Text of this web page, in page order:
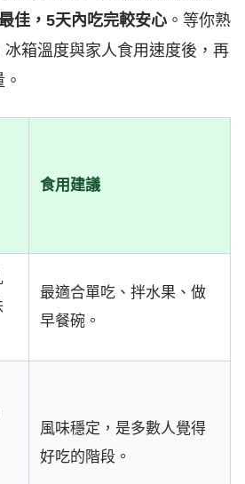
佳，5天內吃完較安心 。等你熟
箱溫度與家人食用速度後，再
食用建議
最適合單吃、拌水果、做
早餐碗。
風味穩定，是多數人覺得
好吃的階段。